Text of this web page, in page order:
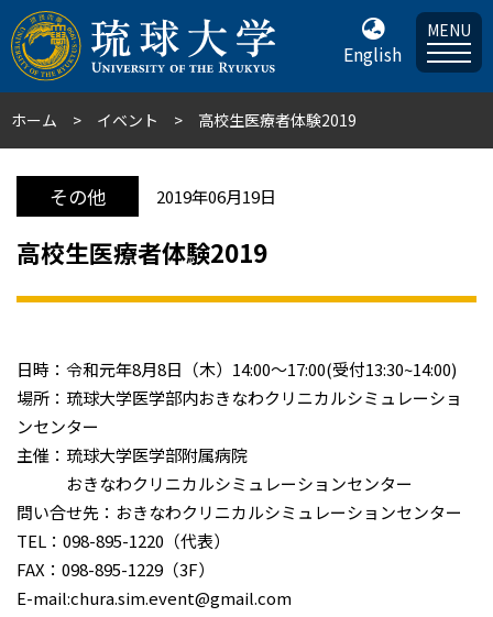
English
MENU
ホーム イベント 高校生医療者体験2019
その他 2019年06月19日
高校生医療者体験2019
日時：令和元年8月8日（木）14:00～17:00(受付13:30~14:00)
場所：琉球大学医学部内おきなわクリニカルシミュレーショ
ンセンター
主催：琉球大学医学部附属病院
おきなわクリニカルシミュレーションセンター
問い合せ先：おきなわクリニカルシミュレーションセンター
TEL：098-895-1220（代表）
FAX：098-895-1229（3F）
E-mail:chura.sim.event@gmail.com